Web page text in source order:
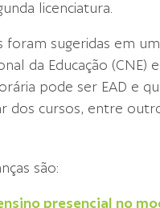
licenciatura.
foram sugeridas em
da Educação (CNE)
pode ser EAD e
dos cursos, entre
são:
presencial no